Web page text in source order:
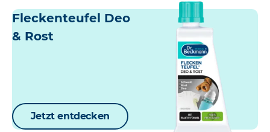
Fleckenteufel Deo
& Rost
Jetzt entdecken